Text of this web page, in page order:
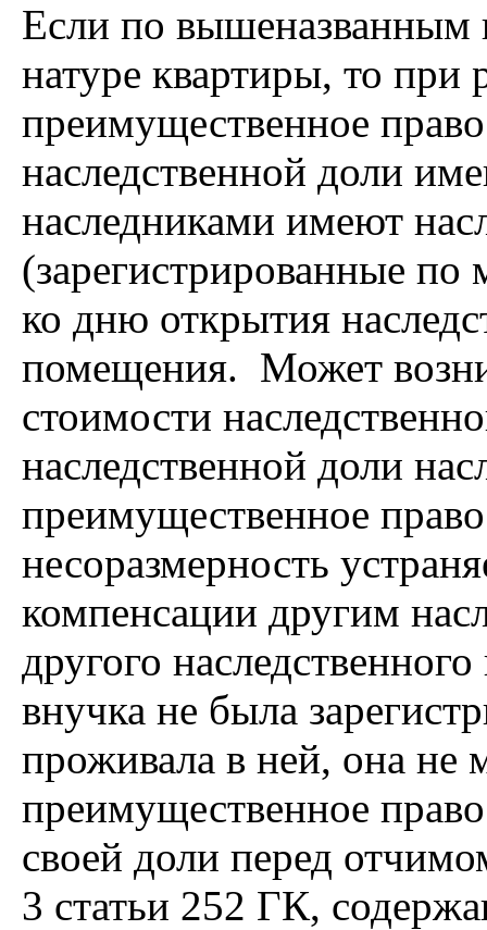
Если по вышеназванным
натуре квартиры, то при
преимущественное
наследственной доли
наследниками имеют
(зарегистрированные по
ко дню открытия
помещения. Может
стоимости
наследственной доли
преимущественное
несоразмерность
компенсации другим
другого
внучка не была
проживала в ней, она не
преимущественное
своей доли перед
3 статьи 252 ГК,